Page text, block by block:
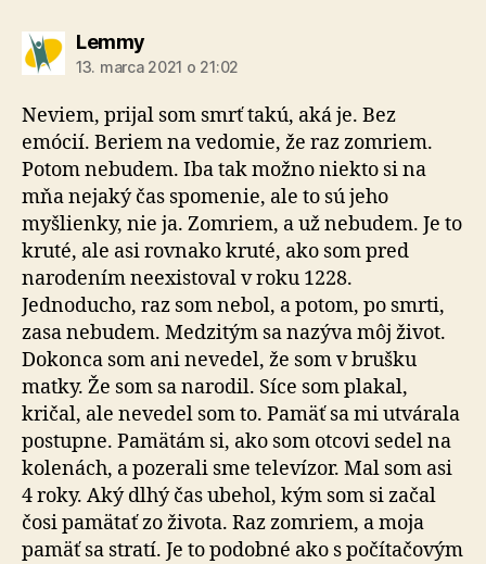
Lemmyhovorí:
13. marca 2021 o 21:02
Neviem, prijal som smrť takú, aká je. Bez
emócií. Beriem na vedomie, že raz zomriem.
Potom nebudem. Iba tak možno niekto si na
mňa nejaký čas spomenie, ale to sú jeho
myšlienky, nie ja. Zomriem, a už nebudem. Je to
kruté, ale asi rovnako kruté, ako som pred
narodením neexistoval v roku 1228.
Jednoducho, raz som nebol, a potom, po smrti,
zasa nebudem. Medzitým sa nazýva môj život.
Dokonca som ani nevedel, že som v brušku
matky. Že som sa narodil. Síce som plakal,
kričal, ale nevedel som to. Pamäť sa mi utvárala
postupne. Pamätám si, ako som otcovi sedel na
kolenách, a pozerali sme televízor. Mal som asi
4 roky. Aký dlhý čas ubehol, kým som si začal
čosi pamätať zo života. Raz zomriem, a moja
pamäť sa stratí. Je to podobné ako s počítačovým